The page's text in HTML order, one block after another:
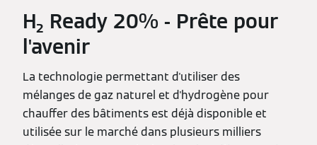
H₂ Ready 20% - Prête pour
l'avenir
La technologie permettant d'utiliser des
mélanges de gaz naturel et d'hydrogène pour
chauffer des bâtiments est déjà disponible et
utilisée sur le marché dans plusieurs milliers